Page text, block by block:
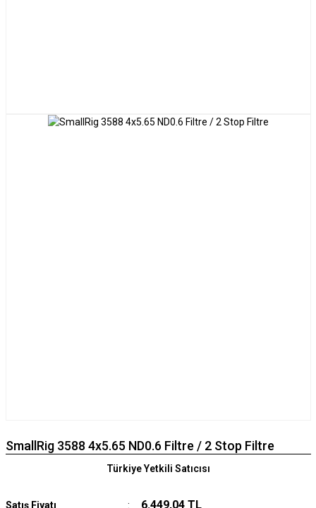
SmallRig 3588 4x5.65 ND0.6 Filtre / 2 Stop Filtre
Satış Fiyatı 6.449,04 TL
Türkiye Yetkili Satıcısı